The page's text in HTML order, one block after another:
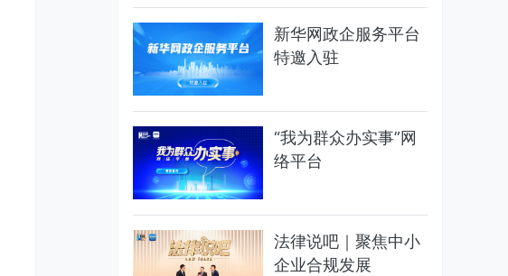
新华网政企服务平台
特邀入驻
“我为群众办实事”网
络平台
法律说吧｜聚焦中小
企业合规发展